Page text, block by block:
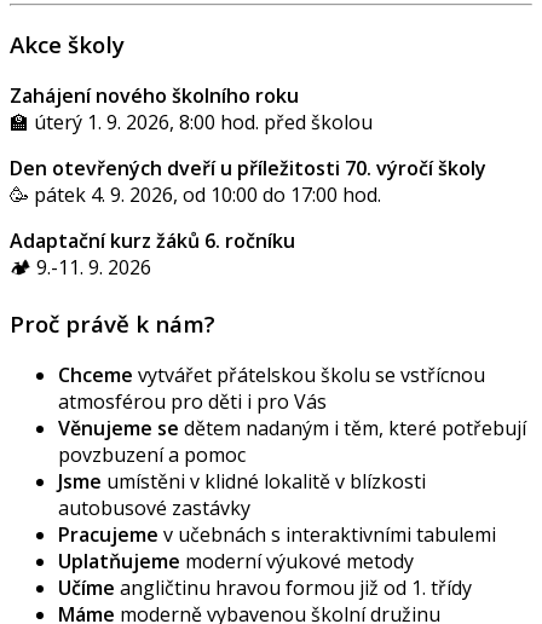
Akce školy
Zahájení nového školního roku
🏫 úterý 1. 9. 2026, 8:00 hod. před školou
Den otevřených dveří u příležitosti 70. výročí školy
🥳 pátek 4. 9. 2026, od 10:00 do 17:00 hod.
Adaptační kurz žáků 6. ročníku
🏕️ 9.-11. 9. 2026
Proč právě k nám?
Chceme vytvářet přátelskou školu se vstřícnou
atmosférou pro děti i pro Vás
Věnujeme se dětem nadaným i těm, které potřebují
povzbuzení a pomoc
Jsme umístěni v klidné lokalitě v blízkosti
autobusové zastávky
Pracujeme v učebnách s interaktivními tabulemi
Uplatňujeme moderní výukové metody
Učíme angličtinu hravou formou již od 1. třídy
Máme moderně vybavenou školní družinu